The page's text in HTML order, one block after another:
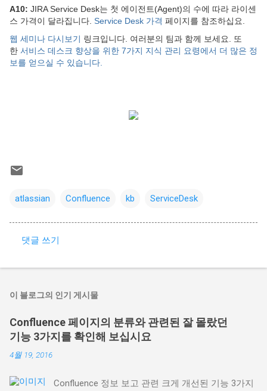
A10: JIRA Service Desk는 첫 에이전트(Agent)의 수에 따라 라이센
스 가격이 달라집니다. Service Desk 가격 페이지를 참조하십요.
웹 세미나 다시보기 링크입니다. 여러분의 팀과 함께 보세요. 또
한 서비스 데스크 향상을 위한 7가지 지식 관리 요령에서 더 많은 정
보를 얻으실 수 있습니다.
atlassian Confluence kb ServiceDesk
글
댓글 쓰기
이 블로그의 인기 게시물
Confluence 페이지의 분류와 관련된 잘 몰랐던
기능 3가지를 확인해 보십시요
4월 19, 2016
Confluence 정보 보고 관련 크게 개선된 기능 3가지